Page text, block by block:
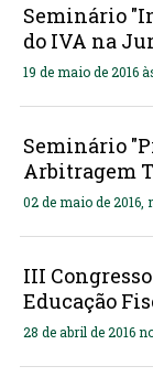
Seminário
do IVA na
19 de maio de 2016
Seminário
Arbitragem
02 de maio de 2016,
III
Educação
28 de abril de 2016